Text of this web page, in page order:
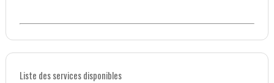
Liste des services disponibles